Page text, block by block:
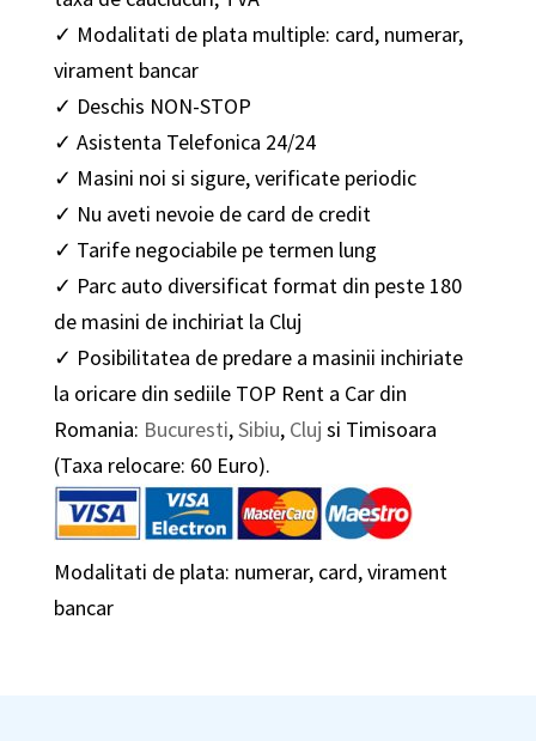
✓ Modalitati de plata multiple: card, numerar,
virament bancar
✓ Deschis NON-STOP
✓ Asistenta Telefonica 24/24
✓ Masini noi si sigure, verificate periodic
✓ Nu aveti nevoie de card de credit
✓ Tarife negociabile pe termen lung
✓ Parc auto diversificat format din peste 180
de masini de inchiriat la Cluj
✓ Posibilitatea de predare a masinii inchiriate
la oricare din sediile TOP Rent a Car din
Romania: Bucuresti,Sibiu, Cluj si Timisoara
(Taxa relocare: 60 Euro).
Modalitati de plata: numerar, card, virament
bancar